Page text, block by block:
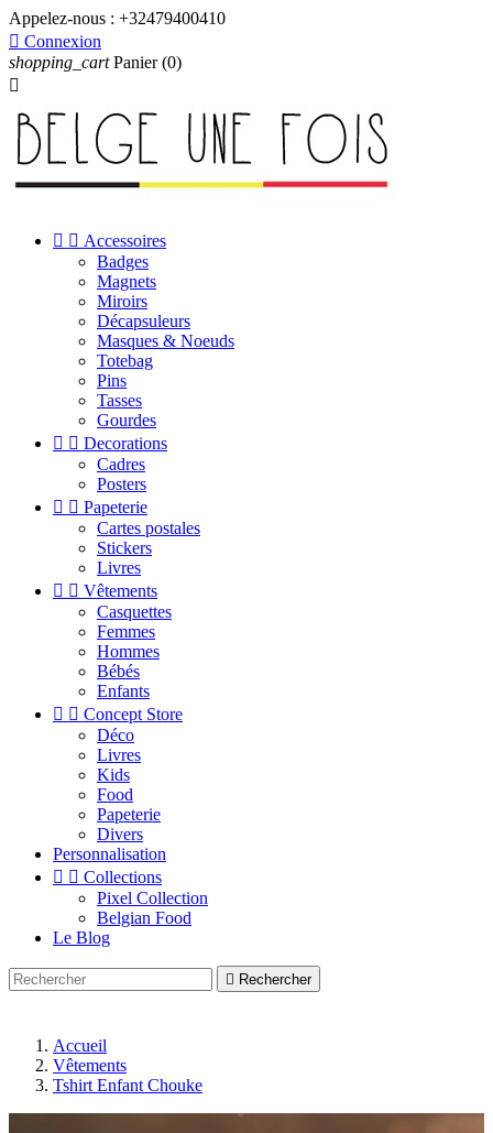
Appelez-nous : +32479400410
 Connexion
shopping_cart Panier (0)

  Accessoires
Badges
Magnets
Miroirs
Décapsuleurs
Masques & Noeuds
Totebag
Pins
Tasses
Gourdes
  Decorations
Cadres
Posters
  Papeterie
Cartes postales
Stickers
Livres
  Vêtements
Casquettes
Femmes
Hommes
Bébés
Enfants
  Concept Store
Déco
Livres
Kids
Food
Papeterie
Divers
Personnalisation
  Collections
Pixel Collection
Belgian Food
Le Blog
 Rechercher
Accueil
Vêtements
Tshirt Enfant Chouke